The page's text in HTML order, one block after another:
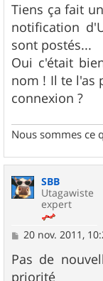
Tiens ça fait
notification
sont postés...
Oui c'était
nom ! Il te l'as
connexion ?
Nous sommes ce
SBB
Utagawiste
expert
M
s
s
20 nov. 2011,
Pas de
priorité